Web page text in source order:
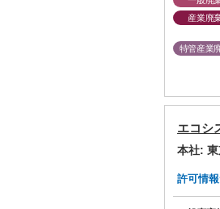
産業廃
特管産業
エコシ
本社:
許可情